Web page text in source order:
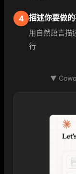
4 描述你要做
用自然語言描
行
▼